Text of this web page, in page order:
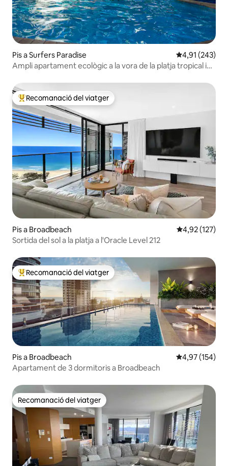
Pis a Surfers Paradise 4,91 de
4,91 (243)
Ampli apartament ecològic a la vora de la platja tropical i
Principals recomanacions dels viatgers
Recomanació del viatger
Pis a Broadbeach 4,92 de
4,92 (127)
Sortida del sol a la platja a l'Oracle Level 212
Principals recomanacions dels viatgers
Recomanació del viatger
Pis a Broadbeach 4,97 de
4,97 (154)
Apartament de 3 dormitoris a Broadbeach
Recomanació del viatger
Recomanació del viatger